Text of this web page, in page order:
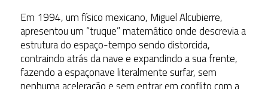
Em 1994, um físico mexicano, Miguel Alcubierre,
apresentou um “truque” matemático onde descrevia a
estrutura do espaço-tempo sendo distorcida,
contraindo atrás da nave e expandindo a sua frente,
fazendo a espaçonave literalmente surfar, sem
nenhuma aceleração e sem entrar em conflito com a